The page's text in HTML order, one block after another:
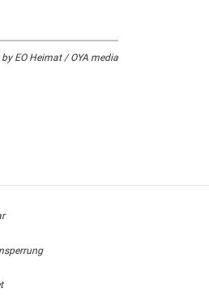
EO Heimat / OYA media